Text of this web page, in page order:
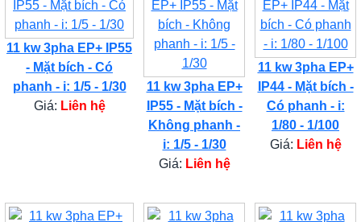
11 kw 3pha EP+ IP55
- Mặt bích - Có
phanh - i: 1/5 - 1/30
Giá: Liên hệ
11 kw 3pha EP+
IP55 - Mặt bích -
Không phanh -
i: 1/5 - 1/30
Giá: Liên hệ
11 kw 3pha EP+
IP44 - Mặt bích -
Có phanh - i:
1/80 - 1/100
Giá: Liên hệ